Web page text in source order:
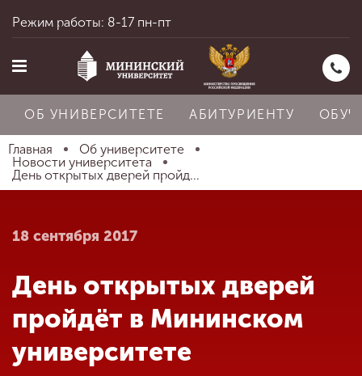
Главная
Абитуриенту
Обучение
Режим работы: 8-17 пн-пт
ОБ УНИВЕРСИТЕТЕ АБИТУРИЕНТУ
Главная
Об университете
Новости университета
День открытых дверей пройд...
18 сентября 2017
День открытых дверей
пройдёт в Мининском
университете